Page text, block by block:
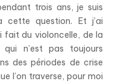
trois ans, je suis
cette question. Et j’ai
fait du violoncelle, de la
qui n’est pas toujours
des périodes de crise
l’on traverse, pour moi